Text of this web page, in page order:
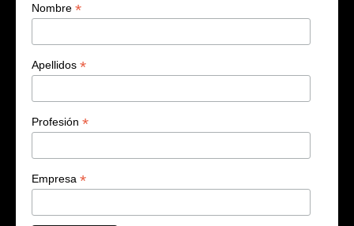
Nombre *
Apellidos *
Profesión *
Empresa *